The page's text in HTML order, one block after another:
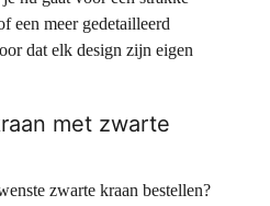
een meer gedetailleerd
dat elk design zijn eigen
met zwarte
zwarte kraan bestellen?